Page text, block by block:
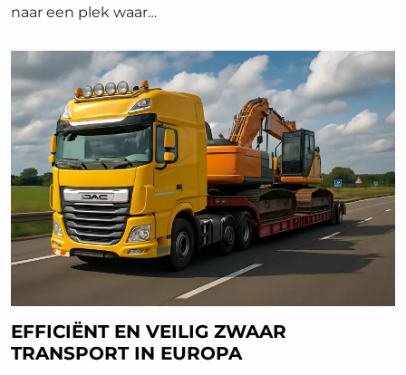
naar een plek waar…
EFFICIËNT EN VEILIG ZWAAR
TRANSPORT IN EUROPA